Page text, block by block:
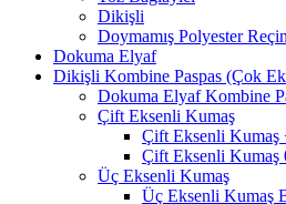
Dikişli
Doymamış Polyester
Dokuma Elyaf
Dikişli Kombine Paspas (Çok
Dokuma Elyaf Kombine
Çift Eksenli Kumaş
Çift Eksenli Kumaş
Çift Eksenli Kumaş
Üç Eksenli Kumaş
Üç Eksenli Kumaş